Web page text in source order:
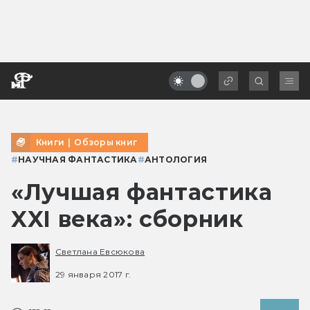
Книги | Обзоры книг
#НАУЧНАЯ ФАНТАСТИКА #АНТОЛОГИЯ
«Лучшая фантастика
XXI века»: сборник
Светлана Евсюкова
29 января 2017 г.